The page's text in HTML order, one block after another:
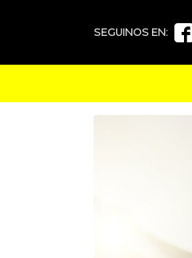
SEGUINOS EN: